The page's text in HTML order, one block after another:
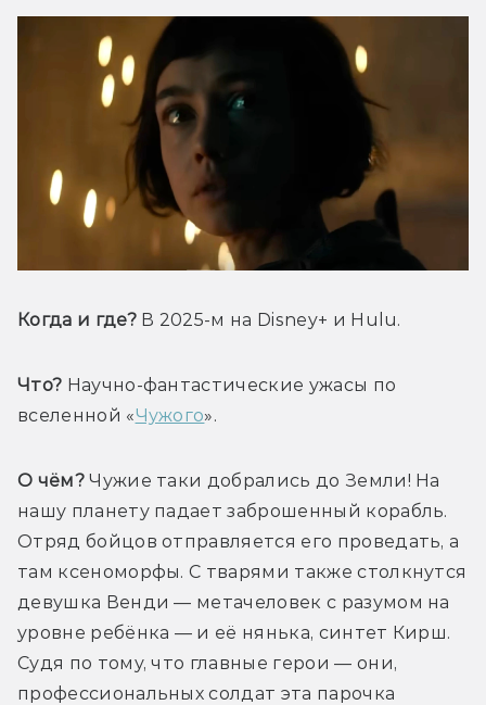
Когда и где? В 2025-м на Disney+ и Hulu.
Что? Научно-фантастические ужасы по
вселенной «Чужого».
О чём? Чужие таки добрались до Земли! На
нашу планету падает заброшенный корабль.
Отряд бойцов отправляется его проведать, а
там ксеноморфы. С тварями также столкнутся
девушка Венди — метачеловек с разумом на
уровне ребёнка — и её нянька, синтет Кирш.
Судя по тому, что главные герои — они,
профессиональных солдат эта парочка